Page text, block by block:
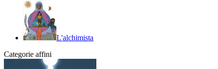
L'alchimista
Categorie affini